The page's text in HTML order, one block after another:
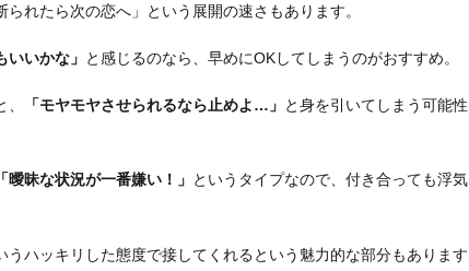
られたら次の恋へ」という展開の速さもあります。
いいかな」 と感じるのなら、早めにOKしてしまうのがおすすめ。
「モヤモヤさせられるなら止めよ…」 と身を引いてしまう可能性
「曖昧な状況が一番嫌い！」 というタイプなので、付き合っても浮気
うハッキリした態度で接してくれるという魅力的な部分もあります